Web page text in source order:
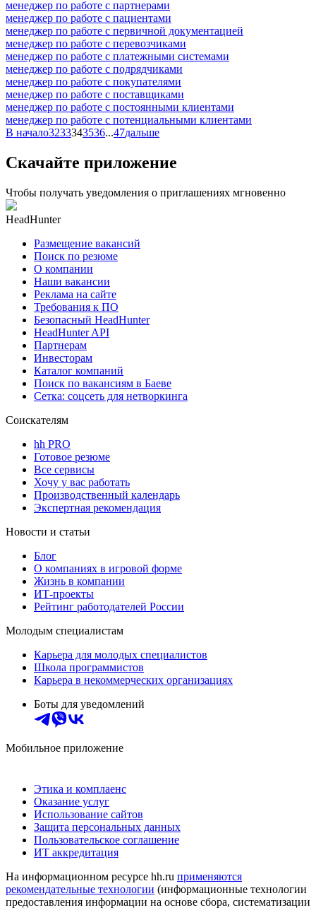
менеджер по работе с партнерами
менеджер по работе с пациентами
менеджер по работе с первичной документацией
менеджер по работе с перевозчиками
менеджер по работе с платежными системами
менеджер по работе с подрядчиками
менеджер по работе с покупателями
менеджер по работе с поставщиками
менеджер по работе с постоянными клиентами
менеджер по работе с потенциальными клиентами
В начало3233343536...47дальше
Скачайте приложение
Чтобы получать уведомления о приглашениях мгновенно
HeadHunter
Размещение вакансий
Поиск по резюме
О компании
Наши вакансии
Реклама на сайте
Требования к ПО
Безопасный HeadHunter
HeadHunter API
Партнерам
Инвесторам
Каталог компаний
Поиск по вакансиям в Баеве
Сетка: соцсеть для нетворкинга
Соискателям
hh PRO
Готовое резюме
Все сервисы
Хочу у вас работать
Производственный календарь
Экспертная рекомендация
Новости и статьи
Блог
О компаниях в игровой форме
Жизнь в компании
ИТ-проекты
Рейтинг работодателей России
Молодым специалистам
Карьера для молодых специалистов
Школа программистов
Карьера в некоммерческих организациях
Боты для уведомлений
Мобильное приложение
Этика и комплаенс
Оказание услуг
Использование сайтов
Защита персональных данных
Пользовательское соглашение
ИТ аккредитация
На информационном ресурсе hh.ru применяются
рекомендательные технологии (информационные технологии
предоставления информации на основе сбора, систематизации